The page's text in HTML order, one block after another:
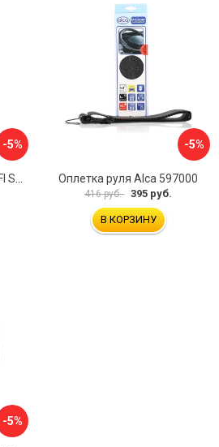
-5% -5%
Оплетка руля Alca 597000
416 руб. 395 руб.
В КОРЗИНУ
-5%